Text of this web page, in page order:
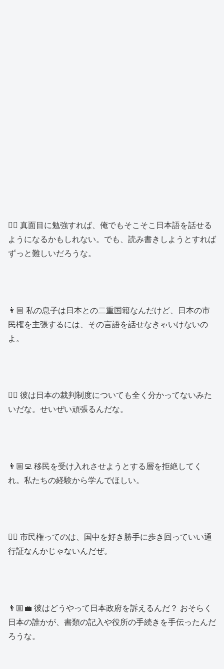
👱‍♂️ 真面目に勉強すれば、俺でもそこそこ日本語を話せる
ようになるかもしれない。でも、読み書きしようとすれば
ずっと難しいだろうな。
👩🏼 私の息子は日本との二重国籍なんだけど、日本の市
民権を主張するには、その言語を話せなきゃいけないの
よ。
👱‍♂️ 彼は日本の裁判制度についても全く分かってないみた
いだな。せいぜい頑張るんだな。
👨🏼‍💻 移民を受け入れさせようとする層を拒絶してく
れ。私たちの経験から学んでほしい。
👱‍♂️ 市民権ってのは、国中を好き勝手に歩き回っていい通
行証なんかじゃないんだぜ。
👨🏼‍💼 彼はどうやって日本政府を訴えるんだ？ おそらく
日本の誰かが、書類の記入や役所の手続きを手伝ったんだ
ろうな。